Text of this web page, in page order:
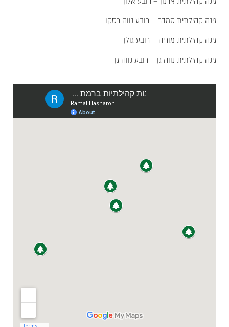
גינה קהילתית סמדר – רובע נווה רסקו
גינה קהילתית מוריה – רובע גולן
גינה קהילתית נווה גן – רובע נווה גן